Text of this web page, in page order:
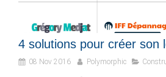
4 solutions pour créer son
08 Nov 2016 Polymorphic